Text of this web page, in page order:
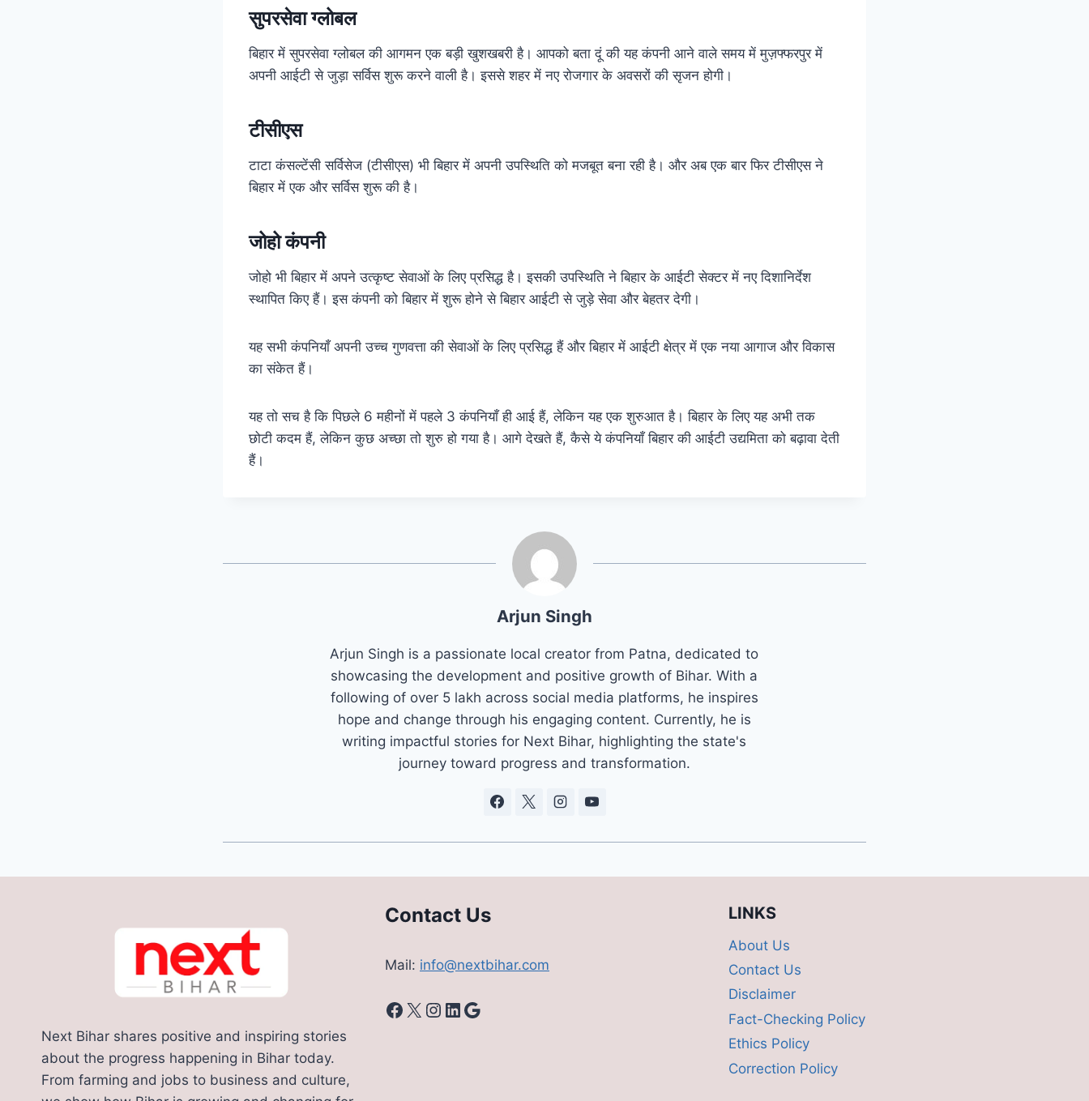
सुपरसेवा ग्लोबल
बिहार में सुपरसेवा ग्लोबल की आगमन एक बड़ी खुशखबरी है। आपको बता दूं की यह कंपनी आने वाले समय में मुज़फ्फरपुर में
अपनी आईटी से जुड़ा सर्विस शुरू करने वाली है। इससे शहर में नए रोजगार के अवसरों की सृजन होगी।
टीसीएस
टाटा कंसल्टेंसी सर्विसेज (टीसीएस) भी बिहार में अपनी उपस्थिति को मजबूत बना रही है। और अब एक बार फिर टीसीएस ने
बिहार में एक और सर्विस शुरू की है।
जोहो कंपनी
जोहो भी बिहार में अपने उत्कृष्ट सेवाओं के लिए प्रसिद्ध है। इसकी उपस्थिति ने बिहार के आईटी सेक्टर में नए दिशानिर्देश
स्थापित किए हैं। इस कंपनी को बिहार में शुरू होने से बिहार आईटी से जुड़े सेवा और बेहतर देगी।
यह सभी कंपनियाँ अपनी उच्च गुणवत्ता की सेवाओं के लिए प्रसिद्ध हैं और बिहार में आईटी क्षेत्र में एक नया आगाज और विकास
का संकेत हैं।
यह तो सच है कि पिछले 6 महीनों में पहले 3 कंपनियाँ ही आई हैं, लेकिन यह एक शुरुआत है। बिहार के लिए यह अभी तक
छोटी कदम हैं, लेकिन कुछ अच्छा तो शुरु हो गया है। आगे देखते हैं, कैसे ये कंपनियाँ बिहार की आईटी उद्यमिता को बढ़ावा देती
हैं।
Arjun Singh
Arjun Singh is a passionate local creator from Patna, dedicated to
showcasing the development and positive growth of Bihar. With a
following of over 5 lakh across social media platforms, he inspires
hope and change through his engaging content. Currently, he is
writing impactful stories for Next Bihar, highlighting the state's
journey toward progress and transformation.
Next Bihar shares positive and inspiring stories
about the progress happening in Bihar today.
From farming and jobs to business and culture,
Contact Us
Mail: info@nextbihar.com
Facebook
X Instagram
LinkedIn
Google
LINKS
About Us
Contact Us
Disclaimer
Fact-Checking Policy
Ethics Policy
Correction Policy